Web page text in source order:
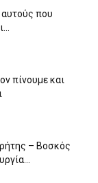
που
πίνουμε και
– Βοσκός